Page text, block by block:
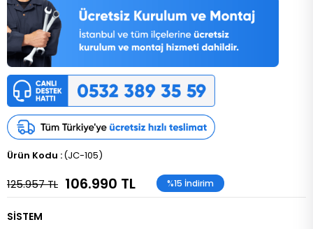
(JC-105)
125.957 TL 106.990 TL %15 İndirim
SİSTEM